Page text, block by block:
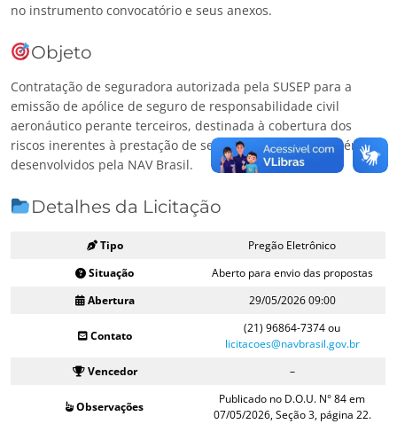
no instrumento convocatório e seus anexos.
Objeto
Contratação de seguradora autorizada pela SUSEP para a
emissão de apólice de seguro de responsabilidade civil
aeronáutico perante terceiros, destinada à cobertura dos
riscos inerentes à prestação de serviços de navegação aérea
desenvolvidos pela NAV Brasil.
Detalhes da Licitação
Tipo
Pregão Eletrônico
Situação
Aberto para envio das propostas
Abertura
29/05/2026 09:00
Contato
(21) 96864-7374 ou
licitacoes@navbrasil.gov.br
Vencedor
–
Observações
Publicado no D.O.U. N° 84 em
07/05/2026, Seção 3, página 22.